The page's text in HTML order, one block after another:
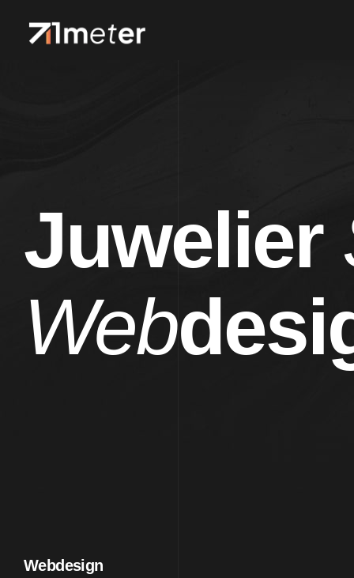
Juwelier
Web
Webdesign